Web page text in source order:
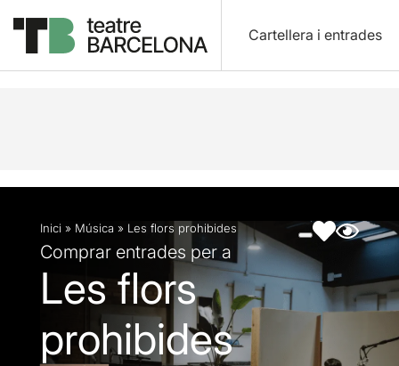
Cartellera i entrades
Descripció Fitxa artística Fotos i vídeos
Inici » Música » Les flors prohibides
Comprar entrades per a
Les flors
prohibides